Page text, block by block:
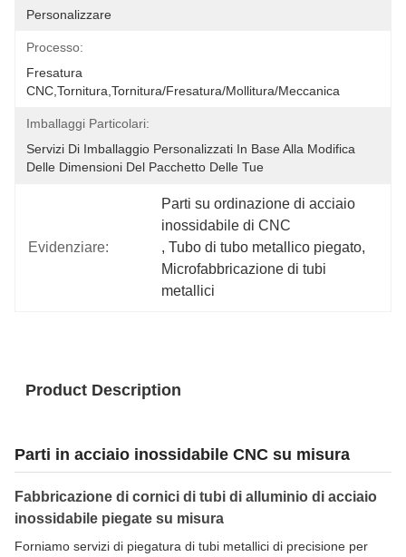
Personalizzare
Processo:
Fresatura
CNC,tornitura,tornitura/fresatura/mollitura/meccanica
Imballaggi Particolari:
Servizi Di Imballaggio Personalizzati In Base Alla Modifica
Delle Dimensioni Del Pacchetto Delle Tue
Evidenziare:
Parti su ordinazione di acciaio
inossidabile di CNC
, Tubo di tubo metallico piegato,
Microfabbricazione di tubi
metallici
Product Description
Parti in acciaio inossidabile CNC su misura
Fabbricazione di cornici di tubi di alluminio di acciaio
inossidabile piegate su misura
Forniamo servizi di piegatura di tubi metallici di precisione per